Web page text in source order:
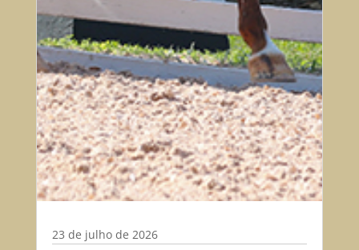
23 de julho de 2026